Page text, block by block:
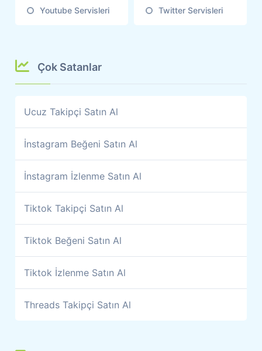
Youtube Servisleri Twitter Servisleri
Çok Satanlar
Ucuz Takipçi Satın Al
İnstagram Beğeni Satın Al
İnstagram İzlenme Satın Al
Tiktok Takipçi Satın Al
Tiktok Beğeni Satın Al
Tiktok İzlenme Satın Al
Threads Takipçi Satın Al